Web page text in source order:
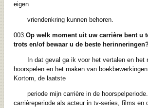
eigen
vriendenkring kunnen behoren.
003.Op welk moment uit uw carrière bent u
trots en/of bewaar u de beste
In dat geval ga ik voor het vertalen en het
hoorspelen en het maken van
Kortom, de laatste
periode mijn carrière in de hoorspelperiode.
carrièreperiode als acteur in tv-series, films en